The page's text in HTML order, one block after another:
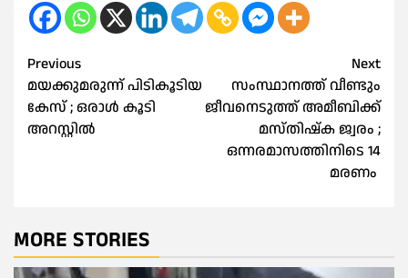
Post
navigation
Previous
മയക്കുമരുന്ന് പിടികൂടിയ
കേസ് ; ഒരാള്‍ കൂടി
അറസ്റ്റില്‍
Next
സംസ്ഥാനത്ത് വീണ്ടും
ജീവനെടുത്ത് അമീബിക്ക്
മസ്തിഷ്ക ജ്വരം ;
ഒന്നരമാസത്തിനിടെ 14
മരണം
MORE STORIES